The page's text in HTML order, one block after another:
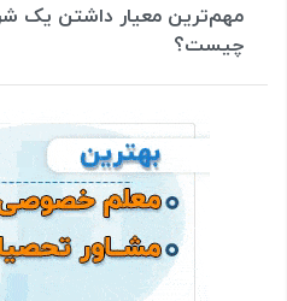
مهم‌ترین معیار داشتن یک
چیست؟